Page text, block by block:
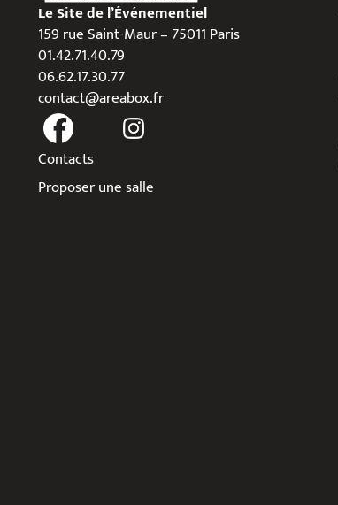
Le Site de l’Événementiel
159 rue Saint-Maur – 75011 Paris
01.42.71.40.79
06.62.17.30.77
contact@areabox.fr
Contacts
Proposer une salle